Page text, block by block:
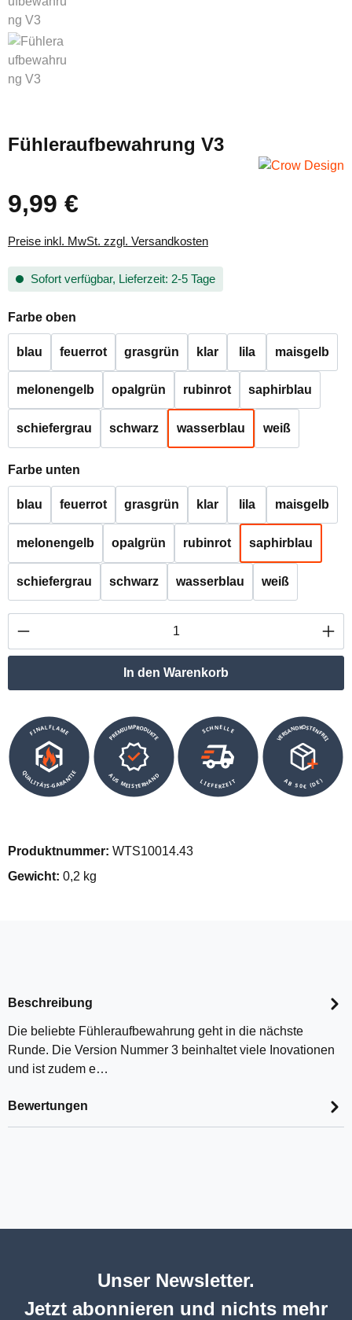
Fühleraufbewahrung V3
Regulärer Preis:
9,99 €
Preise inkl. MwSt. zzgl. Versandkosten
Sofort verfügbar, Lieferzeit: 2-5 Tage
Farbe oben
blau feuerrot grasgrün klar lila maisgelb
melonengelb opalgrün rubinrot saphirblau
schiefergrau schwarz wasserblau weiß
Farbe unten
blau feuerrot grasgrün klar lila maisgelb
melonengelb opalgrün rubinrot saphirblau
schiefergrau schwarz wasserblau weiß
Produkt Anzahl: Gib den gewünschten
In den Warenkorb
FINALFLAME
QUALITÄTS-GARANTIE
PREMIUMPRODUKTE
AUS MEISTERHAND
SCHNELLE
LIEFERZEIT
VERSANDKOSTENFREI
AB 50€ (DE)
Produktnummer: WTS10014.43
Gewicht: 0,2 kg
Beschreibung
Die beliebte Fühleraufbewahrung geht in die nächste
Runde. Die Version Nummer 3 beinhaltet viele Inovationen
und ist zudem e…
Bewertungen
Unser Newsletter.
Jetzt abonnieren und nichts mehr